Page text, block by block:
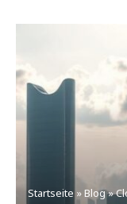
Startseite »Blog»